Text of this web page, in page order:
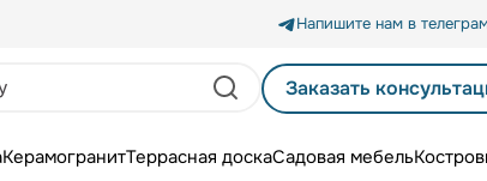
Напишите нам в
Заказать
КерамогранитТеррасная доскаСадовая мебель